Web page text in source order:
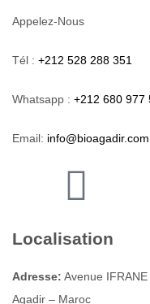
Appelez-Nous
Tél : +212 528 288 351
Whatsapp : +212 680 977
Email: info@bioagadir.com
Localisation
Adresse: Avenue IFRANE
Agadir – Maroc